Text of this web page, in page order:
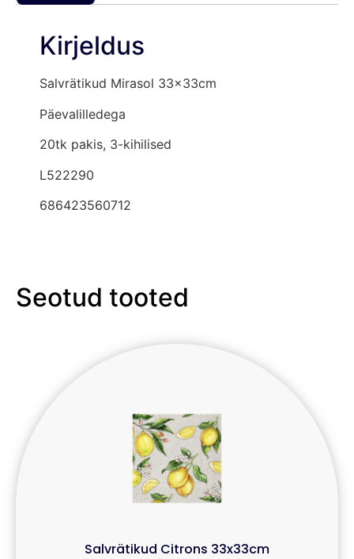
Kirjeldus
Salvrätikud Mirasol 33x33cm
Päevalilledega
20tk pakis, 3-kihilised
L522290
686423560712
Seotud tooted
Salvrätikud Citrons 33x33cm